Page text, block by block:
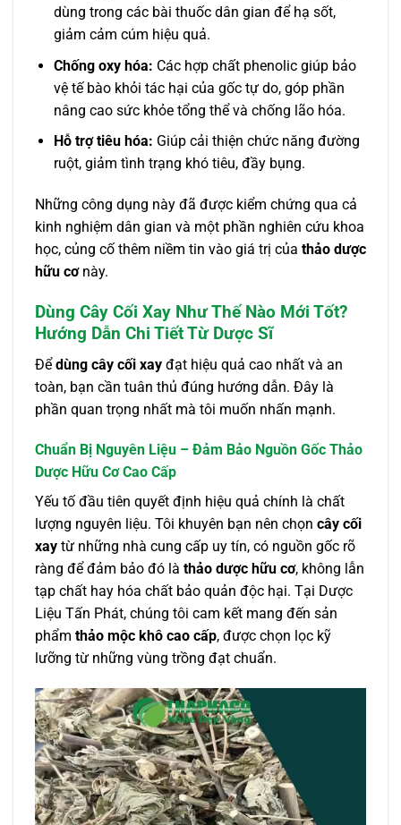
dùng trong các bài thuốc dân gian để hạ sốt,
giảm cảm cúm hiệu quả.
Chống oxy hóa: Các hợp chất phenolic giúp bảo
vệ tế bào khỏi tác hại của gốc tự do, góp phần
nâng cao sức khỏe tổng thể và chống lão hóa.
Hỗ trợ tiêu hóa: Giúp cải thiện chức năng đường
ruột, giảm tình trạng khó tiêu, đầy bụng.
Những công dụng này đã được kiểm chứng qua cả
kinh nghiệm dân gian và một phần nghiên cứu khoa
học, củng cố thêm niềm tin vào giá trị của thảo dược
hữu cơnày.
Dùng Cây Cối Xay Như Thế Nào Mới Tốt?
Hướng Dẫn Chi Tiết Từ Dược Sĩ
Đểdùng cây cối xay đạt hiệu quả cao nhất và an
toàn, bạn cần tuân thủ đúng hướng dẫn. Đây là
phần quan trọng nhất mà tôi muốn nhấn mạnh.
Chuẩn Bị Nguyên Liệu – Đảm Bảo Nguồn Gốc Thảo
Dược Hữu Cơ Cao Cấp
Yếu tố đầu tiên quyết định hiệu quả chính là chất
lượng nguyên liệu. Tôi khuyên bạn nên chọn cây cối
xay từ những nhà cung cấp uy tín, có nguồn gốc rõ
ràng để đảm bảo đó là thảo dược hữu cơ, không lẫn
tạp chất hay hóa chất bảo quản độc hại. Tại Dược
Liệu Tấn Phát, chúng tôi cam kết mang đến sản
phẩm thảo mộc khô cao cấp, được chọn lọc kỹ
lưỡng từ những vùng trồng đạt chuẩn.